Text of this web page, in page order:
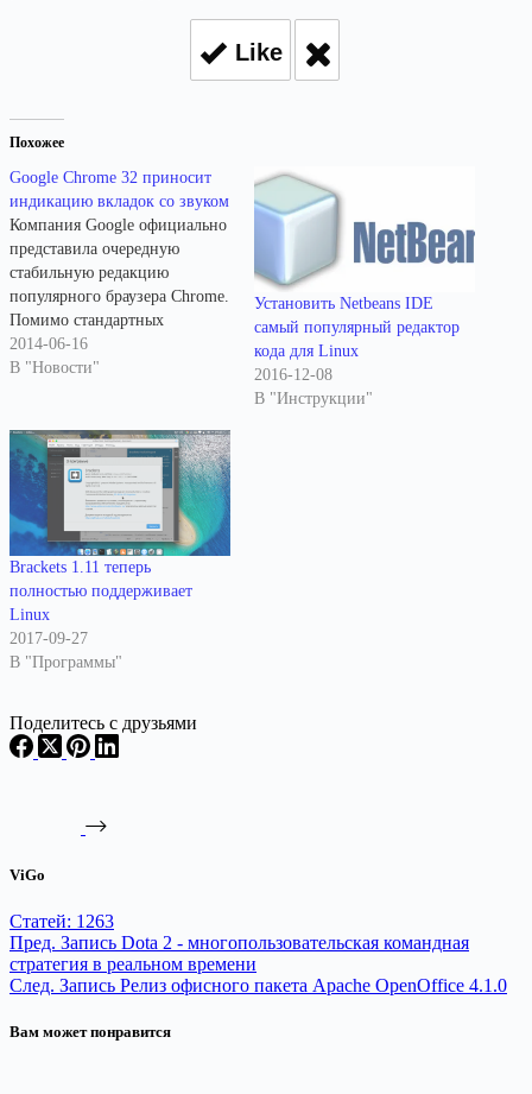
Like
Похожее
Google Chrome 32 приносит
индикацию вкладок со звуком
Компания Google официально
представила очередную
стабильную редакцию
популярного браузера Chrome.
Помимо стандартных
исправлений ранее
выявленных ошибок и
реализована индикация
вкладок с какими-либо
звуковыми эффектами или
иной активностью
находящегося там контента.
Скажем, при потоковом
воспроизведении музыки или
трансляции с веб-камеры на
какой-нибудь веб-страничке
на…
2014-06-16
В "Новости"
Установить Netbeans IDE
самый популярный редактор
кода для Linux
2016-12-08
В "Инструкции"
Brackets 1.11 теперь
полностью поддерживает
Linux
2017-09-27
В "Программы"
Поделитесь с друзьями
ViGo
Статей: 1263
Пред. Запись Dota 2 - многопользовательская командная
стратегия в реальном времени
След. Запись Релиз офисного пакета Apache OpenOffice 4.1.0
Вам может понравится